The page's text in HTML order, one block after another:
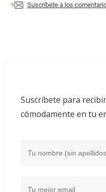
Suscríbete a los
Suscríbete para
cómodamente en tu